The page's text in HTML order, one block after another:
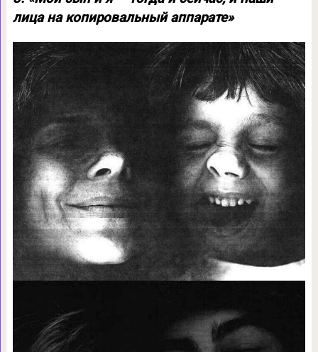
лица на копировальный аппарате»